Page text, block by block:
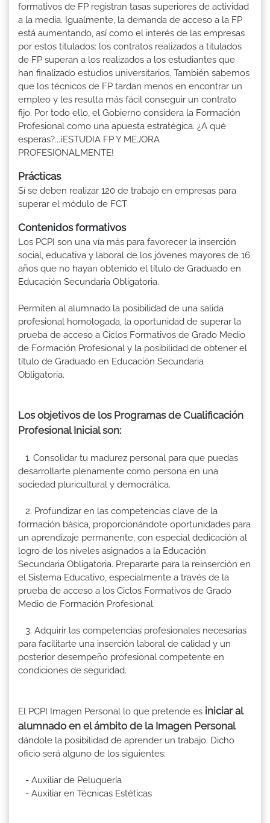
formativos de FP registran tasas superiores de actividad
a la media. Igualmente, la demanda de acceso a la FP
está aumentando, así como el interés de las empresas
por estos titulados: los contratos realizados a titulados
de FP superan a los realizados a los estudiantes que
han finalizado estudios universitarios. También sabemos
que los técnicos de FP tardan menos en encontrar un
empleo y les resulta más fácil conseguir un contrato
fijo. Por todo ello, el Gobierno considera la Formación
Profesional como una apuesta estratégica. ¿A qué
esperas?...¡ESTUDIA FP Y MEJORA
PROFESIONALMENTE!
Prácticas
Sí se deben realizar 120 de trabajo en empresas para
superar el módulo de FCT
Contenidos formativos
Los PCPI son una vía más para favorecer la inserción
social, educativa y laboral de los jóvenes mayores de 16
años que no hayan obtenido el título de Graduado en
Educación Secundaria Obligatoria.
Permiten al alumnado la posibilidad de una salida
profesional homologada, la oportunidad de superar la
prueba de acceso a Ciclos Formativos de Grado Medio
de Formación Profesional y la posibilidad de obtener el
título de Graduado en Educación Secundaria
Obligatoria.
Los objetivos de los Programas de Cualificación
Profesional Inicial son:
1. Consolidar tu madurez personal para que puedas
desarrollarte plenamente como persona en una
sociedad pluricultural y democrática.
2. Profundizar en las competencias clave de la
formación básica, proporcionándote oportunidades para
un aprendizaje permanente, con especial dedicación al
logro de los niveles asignados a la Educación
Secundaria Obligatoria. Prepararte para la reinserción en
el Sistema Educativo, especialmente a través de la
prueba de acceso a los Ciclos Formativos de Grado
Medio de Formación Profesional.
3. Adquirir las competencias profesionales necesarias
para facilitarte una inserción laboral de calidad y un
posterior desempeño profesional competente en
condiciones de seguridad.
El PCPI Imagen Personal lo que pretende es iniciar al
alumnado en el ámbito de la Imagen Personal
dándole la posibilidad de aprender un trabajo. Dicho
oficio será alguno de los siguientes:
- Auxiliar de Peluquería
- Auxiliar en Técnicas Estéticas